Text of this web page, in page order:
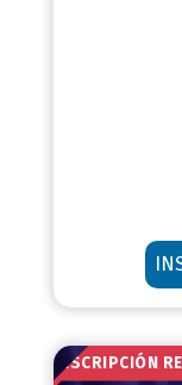
INSCRIPCIÓN